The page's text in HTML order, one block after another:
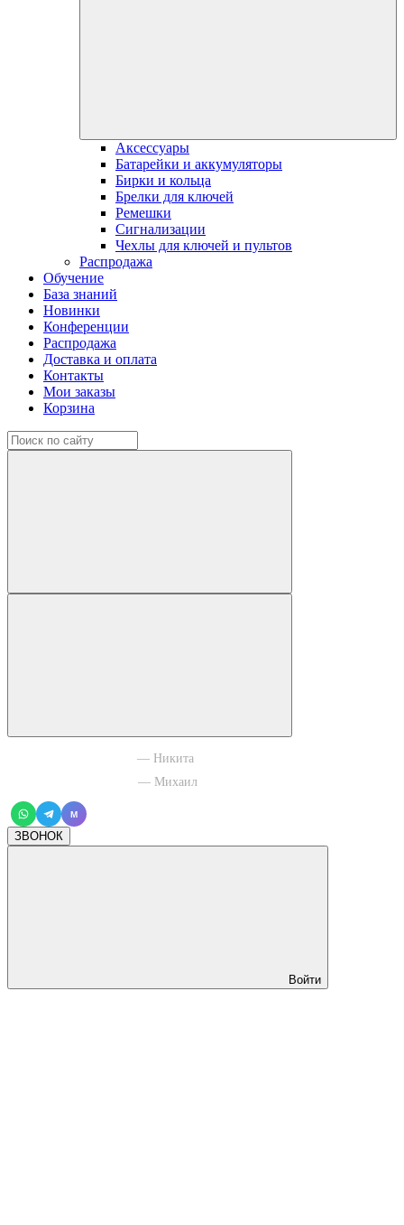
Аксессуары
Батарейки и аккумуляторы
Бирки и кольца
Брелки для ключей
Ремешки
Сигнализации
Чехлы для ключей и пультов
Распродажа
Обучение
База знаний
Новинки
Конференции
Распродажа
Доставка и оплата
Контакты
Мои заказы
Корзина
— Никита
— Михаил
M
ЗВОНОК
Войти